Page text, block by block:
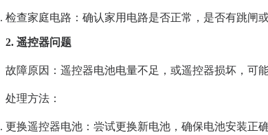
检查家庭电路 ：确认家用电路是否正常，是否有跳闸
2. 遥控器问题
故障原因 ：遥控器电池电量不足，或遥控器损坏，可
处理方法 ：
更换遥控器电池 ：尝试更换新电池，确保电池安装正确